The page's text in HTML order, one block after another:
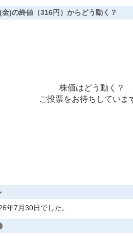
)の終値（316円）からどう動く？
株価はどう動く？
ご投票をお待ちしていま
年7月30日でした。